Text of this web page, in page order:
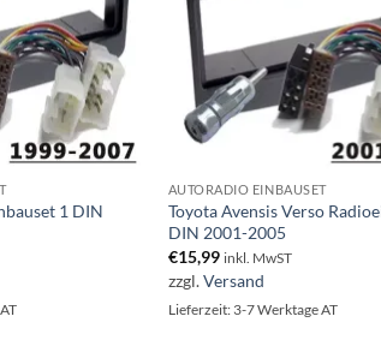
1 DIN
AUTORADIO EINBAUSET
Toyota Avensis Verso
DIN 2001-2005
€15,99 inkl. MwST
zzgl.Versand
Lieferzeit: 3-7 Werktage AT